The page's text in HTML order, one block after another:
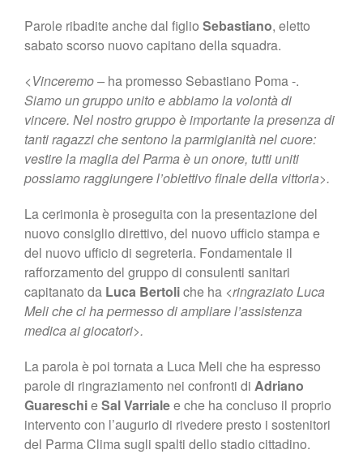
Parole ribadite anche dal figlio Sebastiano, eletto
sabato scorso nuovo capitano della squadra.
<Vinceremo – ha promesso Sebastiano Poma -.
Siamo un gruppo unito e abbiamo la volontà di
vincere. Nel nostro gruppo è importante la presenza di
tanti ragazzi che sentono la parmigianità nel cuore:
vestire la maglia del Parma è un onore, tutti uniti
possiamo raggiungere l’obiettivo finale della vittoria>.
La cerimonia è proseguita con la presentazione del
nuovo consiglio direttivo, del nuovo ufficio stampa e
del nuovo ufficio di segreteria. Fondamentale il
rafforzamento del gruppo di consulenti sanitari
capitanato da Luca Bertoliche ha <ringraziato Luca
Meli che ci ha permesso di ampliare l’assistenza
medica ai giocatori>.
La parola è poi tornata a Luca Meli che ha espresso
parole di ringraziamento nei confronti di Adriano
GuareschieSal Varrialee che ha concluso il proprio
intervento con l’augurio di rivedere presto i sostenitori
del Parma Clima sugli spalti dello stadio cittadino.